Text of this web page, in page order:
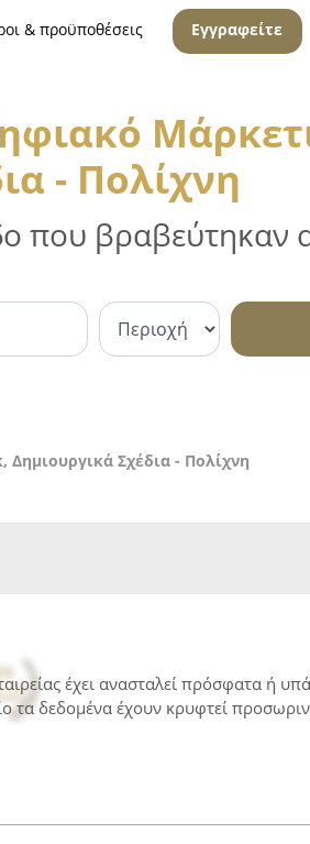
& προϋποθέσεις Εγγραφείτε
- Πολίχνη
που βραβεύτηκαν
Σχέδια - Πολίχνη
έχει ανασταλεί πρόσφατα ή
τα δεδομένα έχουν κρυφτεί